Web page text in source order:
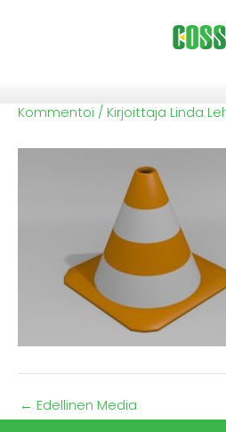
Kommentoi / Kirjoittaja Linda
← Edellinen Media